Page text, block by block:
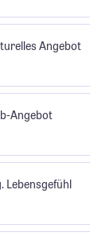
Angebot
Angebot
Lebensgefühl